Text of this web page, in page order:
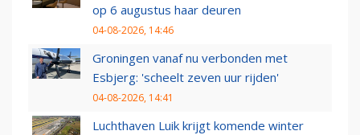
op 6 augustus haar deuren
04-08-2026, 14:46
Groningen vanaf nu verbonden met
Esbjerg: 'scheelt zeven uur rijden'
04-08-2026, 14:41
Luchthaven Luik krijgt komende winter